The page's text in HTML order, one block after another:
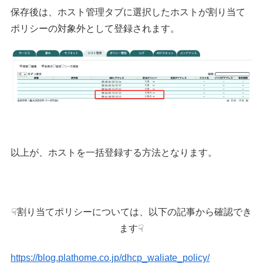
保存後は、ホスト管理タブに選択したホストが割り当て
ポリシーの対象外として登録されます。
以上が、ホストを一括登録する方法となります。
☟割り当てポリシーについては、以下の記事から確認でき
ます☟
https://blog.plathome.co.jp/dhcp_waliate_policy/